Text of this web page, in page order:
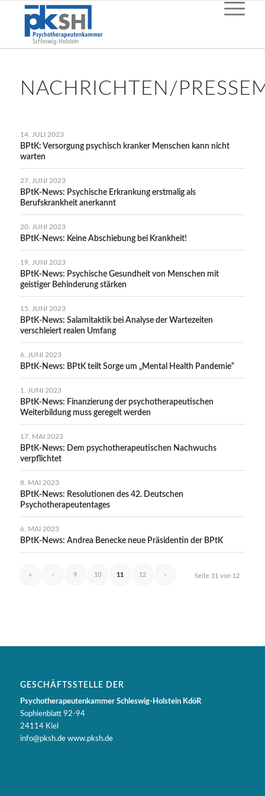
NACHRICHTEN/
14. JULI 2023
BPtK: Versorgung psychisch kranker Menschen kann nicht
warten
27. JUNI 2023
BPtK-News: Psychische Erkrankung erstmalig als
Berufskrankheit anerkannt
20. JUNI 2023
BPtK-News: Keine Abschiebung bei Krankheit!
19. JUNI 2023
BPtK-News: Psychische Gesundheit von Menschen mit
geistiger Behinderung stärken
15. JUNI 2023
BPtK-News: Salamitaktik bei Analyse der Wartezeiten
verschleiert realen Umfang
6. JUNI 2023
BPtK-News: BPtK teilt Sorge um „Mental Health Pandemie“
1. JUNI 2023
BPtK-News: Finanzierung der psychotherapeutischen
Weiterbildung muss geregelt werden
17. MAI 2023
BPtK-News: Dem psychotherapeutischen Nachwuchs
verpflichtet
8. MAI 2023
BPtK-News: Resolutionen des 42. Deutschen
Psychotherapeutentages
6. MAI 2023
BPtK-News: Andrea Benecke neue Präsidentin der BPtK
Seite 11 von 12
« ‹ 9 10 11 12 ›
GESCHÄFTSSTELLE DER
Psychotherapeutenkammer Schleswig-Holstein KdöR
Sophienblatt 92-94
24114 Kiel
info@pksh.de www.pksh.de